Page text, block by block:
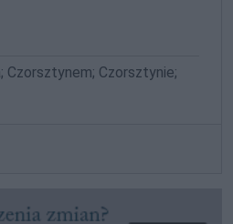
Czorsztynem; Czorsztynie;